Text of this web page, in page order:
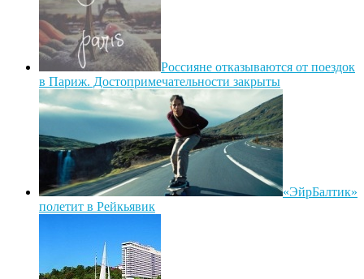
Россияне отказываются от поездок
в Париж. Достопримечательности закрыты
«ЭйрБалтик»
полетит в Рейкьявик